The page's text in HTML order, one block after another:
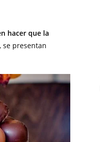
hacer que la
se presentan